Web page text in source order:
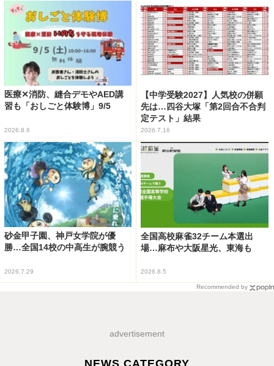
医療✕消防、縫合デモやAED講
習も「おしごと体験博」9/5
2026.8.6
【中学受験2027】人気校の併願
先は…四谷大塚「第2回合不合判
定テスト」結果
2026.7.16
砂金甲子園、神戸女学院が優
勝…全国14校の中高生が腕競う
2026.7.29
全国高校麻雀32チーム本選出
場…麻布や大阪星光、東海も
2026.8.5
Recommended by
advertisement